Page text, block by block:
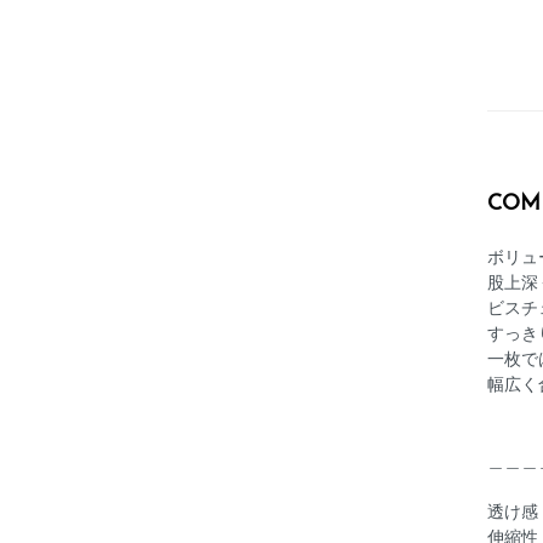
ボリュ
股上深
ビス
すっき
一枚で
幅広く
透け感
伸縮性